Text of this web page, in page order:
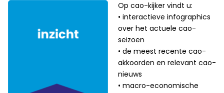
Op cao-kijker vindt u:
• interactieve infographics
over het actuele cao-
seizoen
• de meest recente cao-
akkoorden en relevant cao-
nieuws
• macro-economische